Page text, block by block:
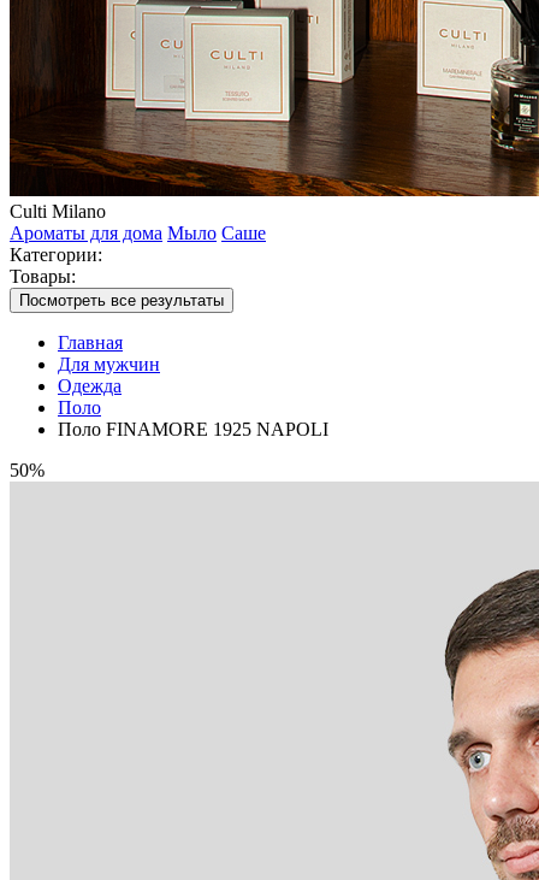
Culti Milano
Ароматы для дома Мыло Саше
Категории:
Товары:
Посмотреть все результаты
Главная
Для мужчин
Одежда
Поло
Поло FINAMORE 1925 NAPOLI
50%